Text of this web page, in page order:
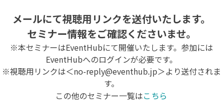
メールにて視聴用リンクを送付いたします。
セミナー情報をご確認くださいませ。
※本セミナーはEventHubにて開催いたします。参加には
EventHubへのログインが必要です。
※視聴用リンクは＜no-reply@eventhub.jp＞より送付されま
す。
この他のセミナー一覧はこちら